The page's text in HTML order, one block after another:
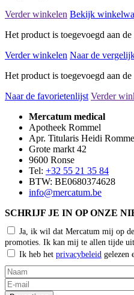
Verder winkelen Bekijk
Het product is toegevoegd aan
Verder winkelen Naar de
Het product is toegevoegd aan
Naar de favorietenlijst Verder
Mercatum medical
Apotheek Rommel
Apr. Titularis Heidi
Grote markt 42
9600 Ronse
Tel: +32 55 21 35 84
BTW: BE0680374628
info@mercatum.be
SCHRIJF JE IN OP ONZE
Ja, ik wil dat Mercatum mij op
promoties. Ik kan mij te allen tijde
Ik heb het privacybeleid gelezen